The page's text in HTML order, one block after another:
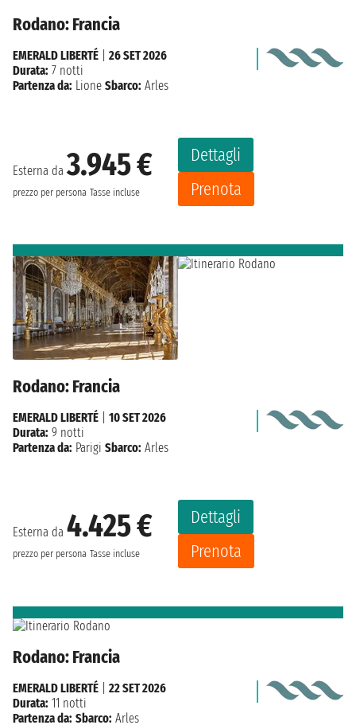
Rodano: Francia
Esterna da3.945 €
prezzo per persona Tasse incluse
Dettagli
Prenota
EMERALD LIBERTÉ
26 SET 2026
Durata: 7 notti
Partenza da: Lione Sbarco: Arles
Rodano: Francia
Esterna da 4.425 €
prezzo per persona Tasse incluse
Dettagli
Prenota
EMERALD LIBERTÉ
10 SET 2026
Durata: 9 notti
Partenza da: Parigi Sbarco: Arles
Rodano: Francia
EMERALD LIBERTÉ
22 SET 2026
Durata: 11 notti
Partenza da: Sbarco: Arles